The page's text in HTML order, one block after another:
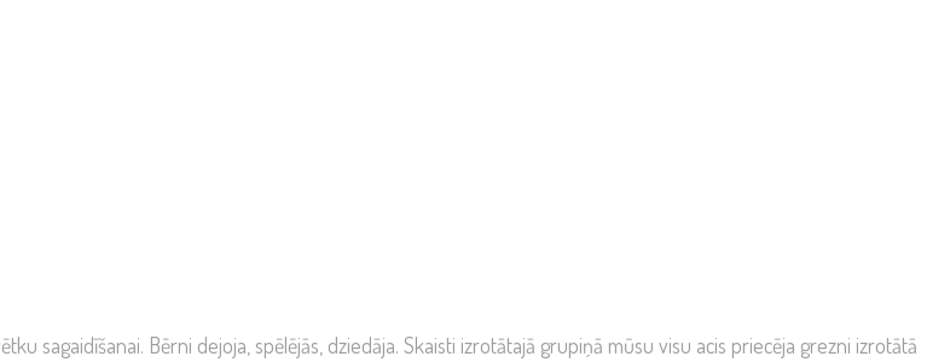
sagaidīšanai. Bērni dejoja, spēlējās, dziedāja. Skaisti izrotātajā grupiņā mūsu visu acis priecēja grezni izrotātā